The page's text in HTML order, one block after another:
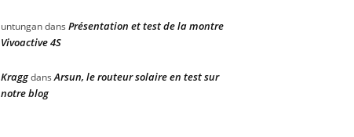
untungandans Présentation et test de la montre
Vivoactive 4S
KraggdansArsun, le routeur solaire en test sur
notre blog